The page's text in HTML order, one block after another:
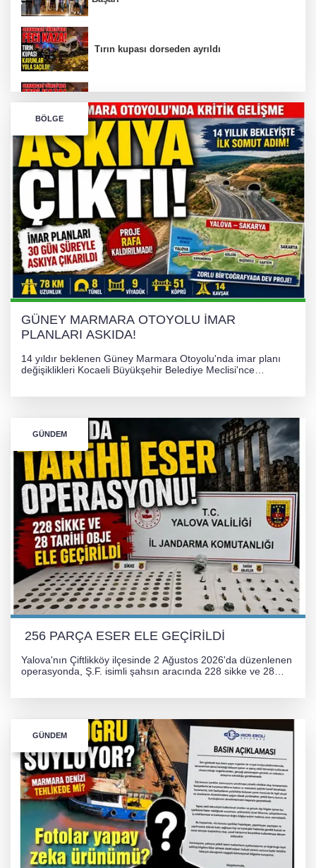
Tırın kupası dorseden ayrıldı
Bursa’da Orhangazi Tüneli’nde feci kaza:
İHRACAT REKORU VAR, PEKİ EMEĞİN
KARŞILIĞI NEREDE?
TONAMİ KÖPRÜSÜ'NDE PANİK!
GÜNEY MARMARA OTOYOLU İMAR
PLANLARI ASKIDA!
BÖLGE
GÜNEY MARMARA OTOYOLU İMAR
PLANLARI ASKIDA!
14 yıldır beklenen Güney Marmara Otoyolu'nda imar planı
değişiklikleri Kocaeli Büyükşehir Belediye Meclisi'nce
GÜNDEM
256 PARÇA ESER ELE GEÇİRİLDİ
Yalova'nın Çiftlikköy ilçesinde 2 Ağustos 2026'da düzenlenen
operasyonda, Ş.F. isimli şahsın aracında 228 sikke ve 28
GÜNDEM